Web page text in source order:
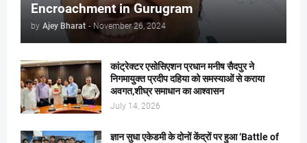
Encroachment in Gurugram
by Ajey Bharat - November 26, 2024
कांट्रेक्टर एसोसिएशन प्रधान मनीष सैदपुर ने
निगमायुक्त प्रदीप दहिया को समस्याओं से कराया
अवगत,शीघ्र समाधान का आश्वासन
July 14, 2026
ज्ञान सुधा एकेडमी के दोनों केंद्रों पर हुआ ‘Battle of